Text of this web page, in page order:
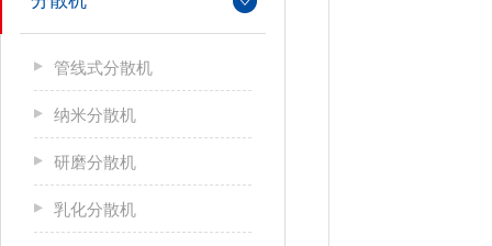
管线式分散机
纳米分散机
研磨分散机
乳化分散机